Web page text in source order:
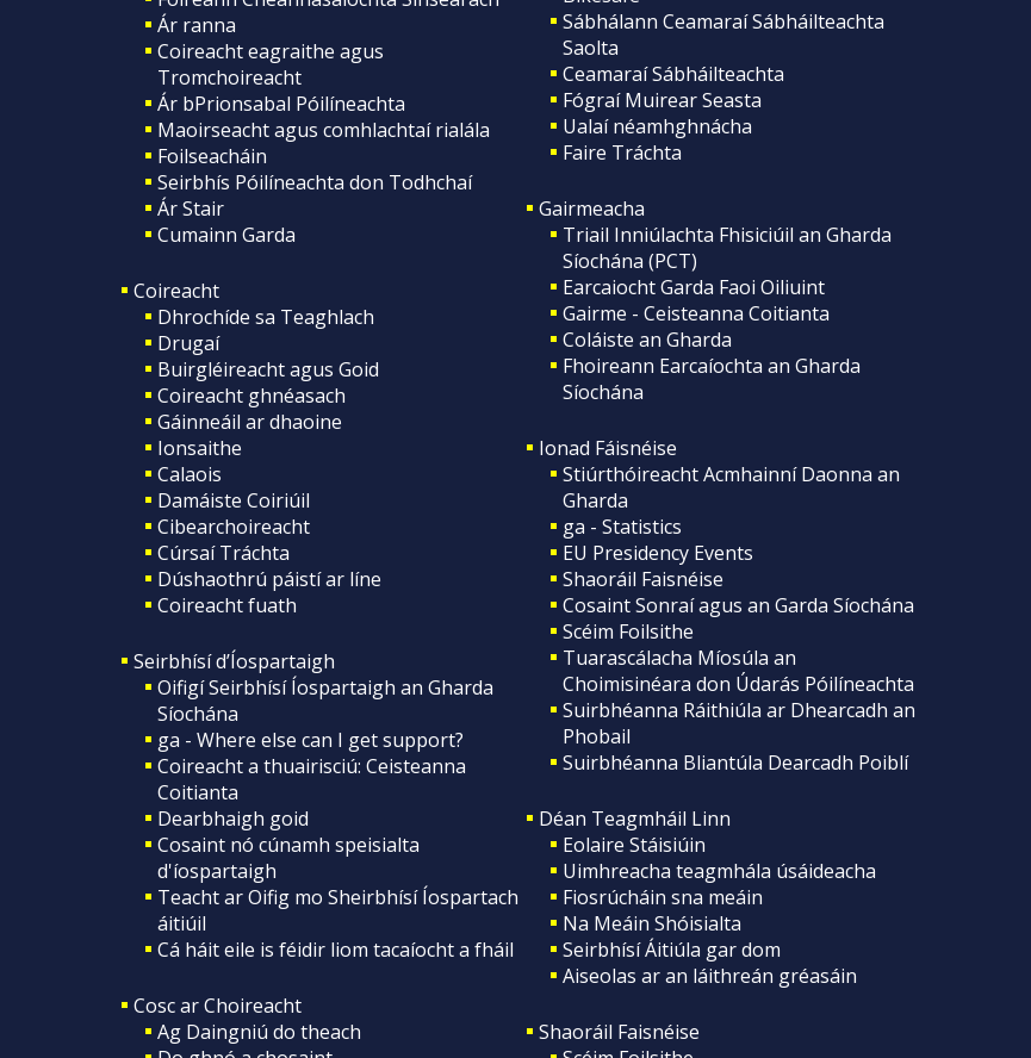
Ár ranna
Coireacht eagraithe agus
Tromchoireacht
Ár bPrionsabal Póilíneachta
Maoirseacht agus comhlachtaí rialála
Foilseacháin
Seirbhís Póilíneachta don Todhchaí
Ár Stair
Cumainn Garda
Coireacht
Dhrochíde sa Teaghlach
Drugaí
Buirgléireacht agus Goid
Coireacht ghnéasach
Gáinneáil ar dhaoine
Ionsaithe
Calaois
Damáiste Coiriúil
Cibearchoireacht
Cúrsaí Tráchta
Dúshaothrú páistí ar líne
Coireacht fuath
Seirbhísí d’Íospartaigh
Oifigí Seirbhísí Íospartaigh an Gharda
Síochána
ga - Where else can I get support?
Coireacht a thuairisciú: Ceisteanna
Coitianta
Dearbhaigh goid
Cosaint nó cúnamh speisialta
d'íospartaigh
Teacht ar Oifig mo Sheirbhísí Íospartach
áitiúil
Cá háit eile is féidir liom tacaíocht a fháil
Cosc ar Choireacht
Ag Daingniú do theach
Sábhálann Ceamaraí Sábháilteachta
Saolta
Ceamaraí Sábháilteachta
Fógraí Muirear Seasta
Ualaí néamhghnácha
Faire Tráchta
Gairmeacha
Triail Inniúlachta Fhisiciúil an Gharda
Síochána (PCT)
Earcaiocht Garda Faoi Oiliuint
Gairme - Ceisteanna Coitianta
Coláiste an Gharda
Fhoireann Earcaíochta an Gharda
Síochána
Ionad Fáisnéise
Stiúrthóireacht Acmhainní Daonna an
Gharda
ga - Statistics
EU Presidency Events
Shaoráil Faisnéise
Cosaint Sonraí agus an Garda Síochána
Scéim Foilsithe
Tuarascálacha Míosúla an
Choimisinéara don Údarás Póilíneachta
Suirbhéanna Ráithiúla ar Dhearcadh an
Phobail
Suirbhéanna Bliantúla Dearcadh Poiblí
Déan Teagmháil Linn
Eolaire Stáisiúin
Uimhreacha teagmhála úsáideacha
Fiosrúcháin sna meáin
Na Meáin Shóisialta
Seirbhísí Áitiúla gar dom
Aiseolas ar an láithreán gréasáin
Shaoráil Faisnéise